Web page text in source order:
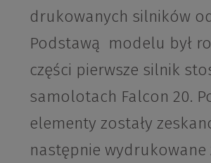
drukowanych silników
Podstawą modelu był
części pierwsze silnik
samolotach Falcon 20.
elementy zostały
następnie wydrukowane